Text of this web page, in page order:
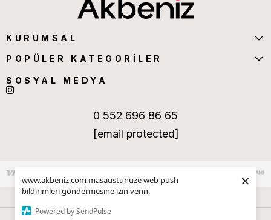
www.akbeniz.com masaüstünüze web push
bildirimleri göndermesine izin verin.
Powered by SendPulse
×
KURUMSAL
POPÜLER KATEGORİLER
SOSYAL MEDYA
0 552 696 86 65
[email protected]